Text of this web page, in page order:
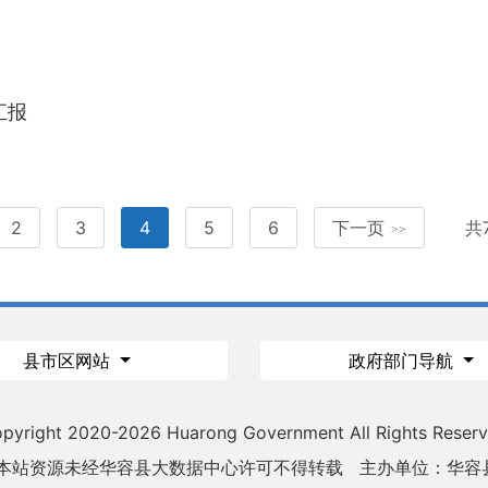
报
2 3 4 5 6 下一页 >>
县市区网站 政府部门导航
2020-2026 Huarong Government All Rights
站资源未经华容县大数据中心许可不得转载
主办单位：华容